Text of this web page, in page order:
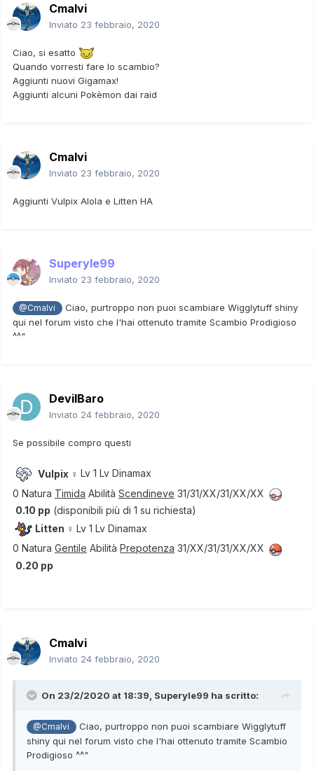
evoluzione 0.05 pp
Cerco anche leggendari vecchie generazioni
Shiny:
Apri contenuto nascosto
Apri contenuto nascosto
Apri contenuto nascosto
DT0.02 pp
Apri contenuto nascosto
Cmalvi
Inviato 23 febbraio, 2020
Ciao, si esatto
Quando vorresti fare lo scambio?
Aggiunti nuovi Gigamax!
Aggiunti alcuni Pokèmon dai raid
Cmalvi
Inviato 23 febbraio, 2020
Aggiunti Vulpix Alola e Litten HA
Superyle99
Inviato 23 febbraio, 2020
@Cmalvi
Ciao, purtroppo non puoi scambiare Wigglytuff shiny
qui nel forum visto che l'hai ottenuto tramite Scambio Prodigioso
^^"
DevilBaro
Inviato 24 febbraio, 2020
Se possibile compro questi
Vulpix ♀ Lv 1 Lv Dinamax
0 Natura Timida Abilità Scendineve 31/31/XX/31/XX/XX
0.10 pp (disponibili più di 1 su richiesta)
Litten ♀ Lv 1 Lv Dinamax
0 Natura Gentile Abilità Prepotenza 31/XX/31/31/XX/XX
0.20 pp
Cmalvi
Inviato 24 febbraio, 2020
On 23/2/2020 at 18:39, Superyle99 ha scritto:
@Cmalvi
Ciao, purtroppo non puoi scambiare Wigglytuff
shiny qui nel forum visto che l'hai ottenuto tramite Scambio
Prodigioso ^^"